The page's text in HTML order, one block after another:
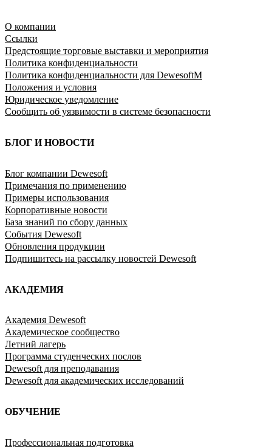
O компании
Ссылки
Предстоящие торговые выставки и мероприятия
Политика конфиденциальности
Политика конфиденциальности для DewesoftM
Положения и условия
Юридическое уведомление
Сообщить об уязвимости в системе безопасности
БЛОГ И НОВОСТИ
Блог компании Dewesoft
Примечания по применению
Примеры использования
Корпоративные новости
База знаний по сбору данных
События Dewesoft
Обновления продукции
Подпишитесь на рассылку новостей Dewesoft
АКАДЕМИЯ
Академия Dewesoft
Академическое сообщество
Летний лагерь
Программа студенческих послов
Dewesoft для преподавания
Dewesoft для академических исследований
ОБУЧЕНИЕ
Профессиональная подготовка